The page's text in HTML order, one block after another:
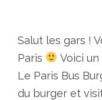
Salut les gars !
Paris
Voici
Le Paris Bus
du burger et